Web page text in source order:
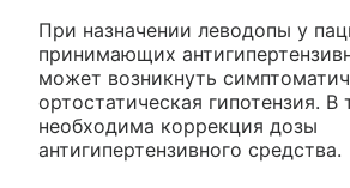
При назначении леводопы у
принимающих
может возникнуть
ортостатическая гипотензия. В
необходима коррекция дозы
антигипертензивного средства.